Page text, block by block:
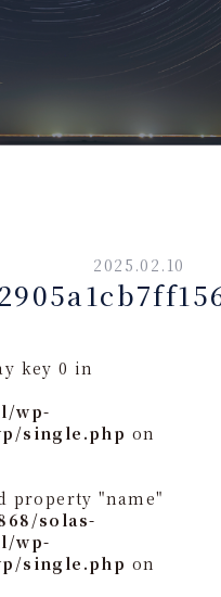
2025.02.10
key 0 in
wp-
single.php on
property "name"
solas-
wp-
single.php on